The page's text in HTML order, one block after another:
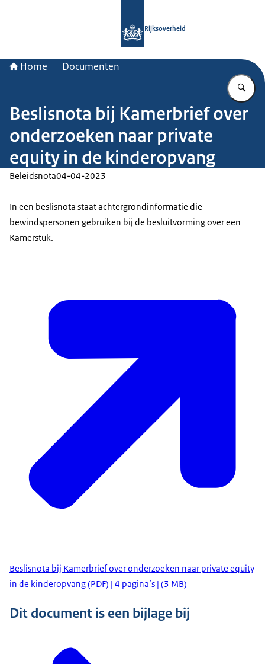
Rijksoverheid
Home Documenten
Beslisnota bij Kamerbrief over
onderzoeken naar private
equity in de kinderopvang
Beleidsnota04-04-2023
In een beslisnota staat achtergrondinformatie die
bewindspersonen gebruiken bij de besluitvorming over een
Kamerstuk.
Beslisnota bij Kamerbrief over onderzoeken naar private equity
in de kinderopvang (PDF) | 4 pagina’s | (3 MB)
Dit document is een bijlage bij